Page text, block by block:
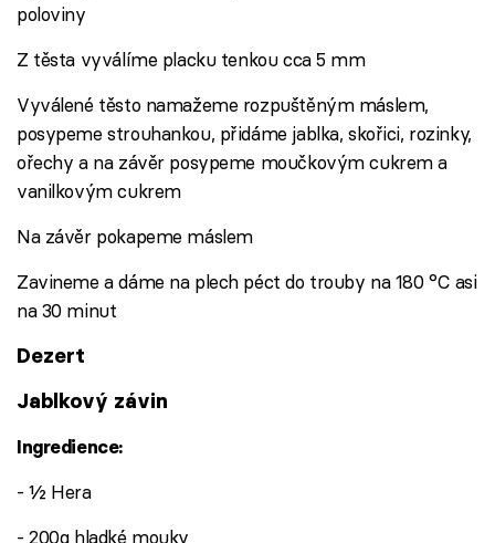
poloviny
Z těsta vyválíme placku tenkou cca 5 mm
Vyválené těsto namažeme rozpuštěným máslem,
posypeme strouhankou, přidáme jablka, skořici, rozinky,
ořechy a na závěr posypeme moučkovým cukrem a
vanilkovým cukrem
Na závěr pokapeme máslem
Zavineme a dáme na plech péct do trouby na 180 °C asi
na 30 minut
Dezert
Jablkový závin
Ingredience:
- ½ Hera
- 200g hladké mouky